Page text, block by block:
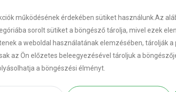
működésének érdekében sütiket használunk.Az
sorolt sütiket a böngésző tárolja, mivel ezek
a weboldal használatának elemzésében, tárolják
az Ön előzetes beleegyezésével tároljuk a
a böngészési élményt.